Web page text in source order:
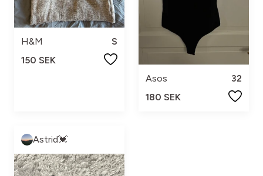
H&M
S
150 SEK
Asos
32
180 SEK
Astrid💓